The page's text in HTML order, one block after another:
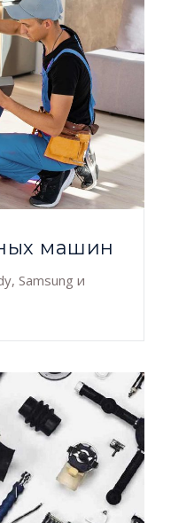
машин
Samsung и